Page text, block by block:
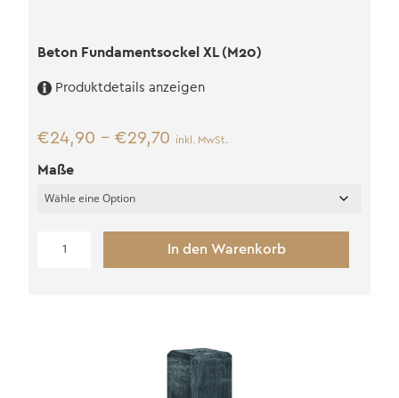
Beton Fundamentsockel XL (M20)
Produktdetails anzeigen
€24,90 – €29,70 inkl. MwSt.
Maße
Beton
Fundamentsockel
In den Warenkorb